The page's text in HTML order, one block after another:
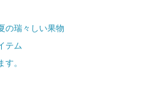
の瑞々しい果物
テム
。